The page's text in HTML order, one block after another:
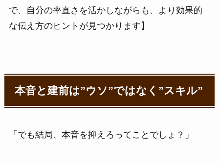
で、自分の率直さを活かしながらも、より効果的
な伝え方のヒントが見つかります】
本音と建前は”ウソ”ではなく”スキル”
「でも結局、本音を抑えろってことでしょ？」